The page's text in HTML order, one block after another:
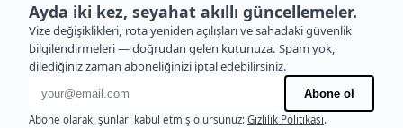
Ayda iki kez, seyahat akıllı güncellemeler.
Vize değişiklikleri, rota yeniden açılışları ve sahadaki güvenlik
bilgilendirmeleri — doğrudan gelen kutunuza. Spam yok,
dilediğiniz zaman aboneliğinizi iptal edebilirsiniz.
E-posta adresi
Abone ol
Abone olarak, şunları kabul etmiş olursunuz: Gizlilik Politikası.